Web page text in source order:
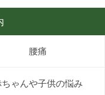
腰痛
ゃんや子供の悩み